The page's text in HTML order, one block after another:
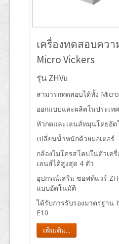
เครื่องทดสอบคว
Micro Vickers
รุ่น ZHVu
สามารถทดสอบได้ทั้ง
ออกแบบและผลิตในประเท
หัวกดและเลนส์หมุนโดยอั
เปลี่ยนน้ำหนักด้วยมอเตอร์
กล้องไมโครสโคปในตัวเค
เลนส์ได้สูงสุด 4 ตัว
อุปกรณ์เสริม ซอฟท์แวร์
แบบอัตโนมัติ
ได้รับการรับรองมาตรฐาน
E10
เพิ่มเติม...